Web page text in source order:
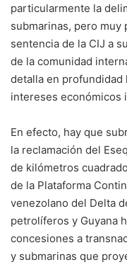
particularmente la
submarinas, pero muy
sentencia de la CIJ a
de la comunidad
detalla en
intereses económicos
En efecto, hay que
la reclamación del
de kilómetros
de la Plataforma
venezolano del Delta
petrolíferos y Guyana
concesiones a
y submarinas que